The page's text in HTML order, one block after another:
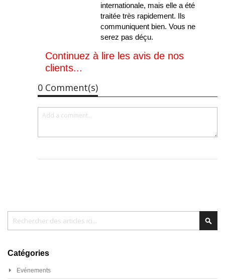
internationale, mais elle a été
traitée très rapidement. Ils
communiquent bien. Vous ne
serez pas déçu.
Continuez à lire les avis de nos
clients...
0 Comment(s)
Catégories
Evénements